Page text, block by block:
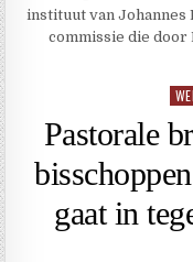
instituut van Johannes
commissie die door
Pastorale
gaat in